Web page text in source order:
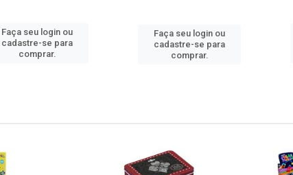
Faça seu login ou
cadastre-se para
comprar.
Faça seu login ou
cadastre-se para
comprar.